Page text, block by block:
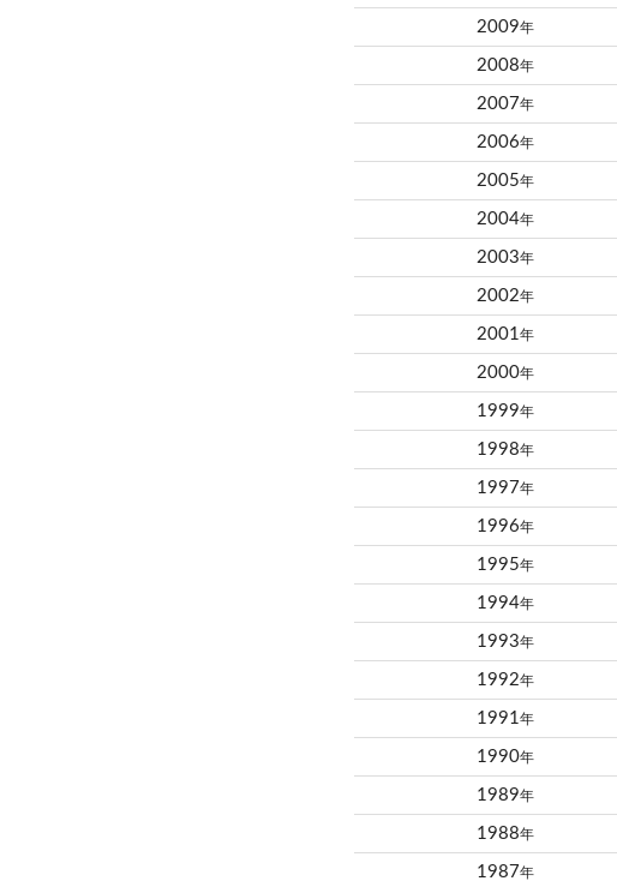
2009年
2008年
2007年
2006年
2005年
2004年
2003年
2002年
2001年
2000年
1999年
1998年
1997年
1996年
1995年
1994年
1993年
1992年
1991年
1990年
1989年
1988年
1987年